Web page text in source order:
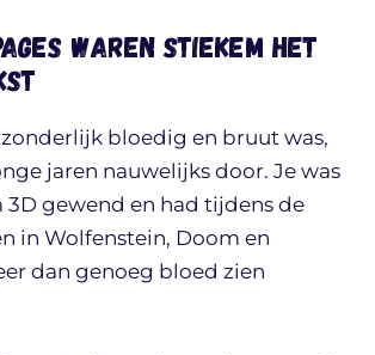
waren stiekem het
bloedig en bruut was,
jaren nauwelijks door. Je was
3D gewend en had tijdens de
in Wolfenstein, Doom en
dan genoeg bloed zien